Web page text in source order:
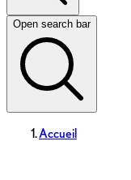
Open search bar
Accueil